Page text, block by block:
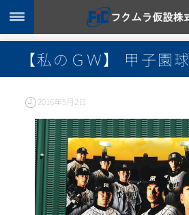
【私のＧＷ】 甲子園
2016年5月2日